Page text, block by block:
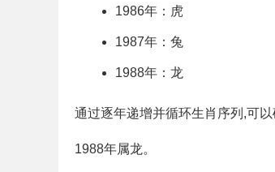
1986年：虎
1987年：兔
1988年：龙
通过逐年递增并循环生肖序列,可
1988年属龙。